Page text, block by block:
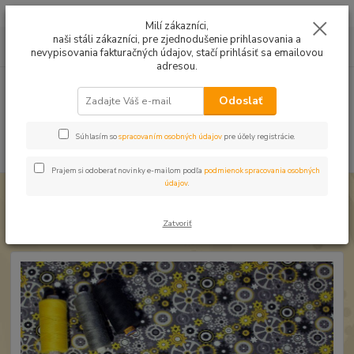
0949224331
9:00 -14:30
za0,00 EUR
Úplet Ozubené kolieska sivý
Úplet Ozubené kolieska sivý
Milí zákazníci,
naši stáli zákazníci, pre zjednodušenie prihlasovania a
nevypisovania fakturačných údajov, stačí prihlásiť sa emailovou
adresou.
Odoslať
Súhlasím sospracovaním osobných údajov pre účely registrácie.
Prajem si odoberať novinky e-mailom podľa podmienok spracovania osobných
údajov.
Zatvoriť